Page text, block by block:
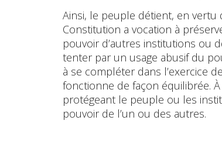
Ainsi, le peuple détient, en
Constitution a vocation à
pouvoir d’autres institutions ou
tenter par un usage abusif du
à se compléter dans l’exercice
fonctionne de façon équilibrée.
protégeant le peuple ou les
pouvoir de l’un ou des autres.